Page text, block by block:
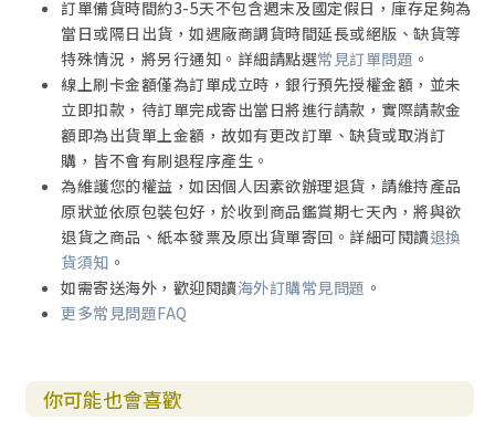
訂單備貨時間約3-5天不包含週末及國定假日，庫存足夠為
當日或隔日出貨，如遇廠商調貨時間延長或絕版、缺貨等
特殊情況，將另行通知。詳細請點選常見訂單問題 。
線上刷卡金額僅為訂單成立時，銀行預先授權金額，並未
立即扣款，待訂單完成寄出當日將進行請款，實際請款金
額即為出貨單上金額，故如有更改訂單、缺貨或取消訂
購，皆不會有刷退程序產生。
為維護您的權益，如因個人因素欲辦理退貨，請維持產品
原狀並依原包裝包好，於收到商品鑑賞期七天內，將與欲
退貨之商品、紙本發票及原出貨單寄回。詳細可閱讀退換
貨須知 。
如需寄送海外，歡迎閱讀海外訂購常見問題 。
更多常見問題FAQ
你可能也會喜歡